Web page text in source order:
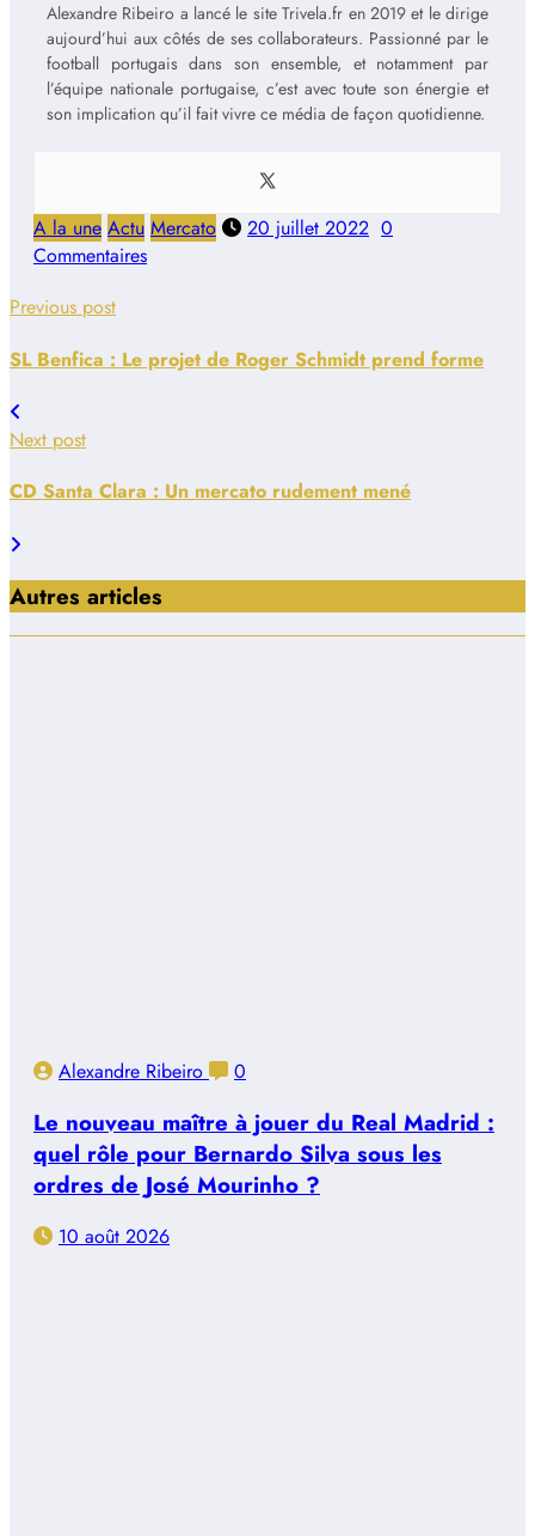
Alexandre Ribeiro a lancé le site Trivela.fr en 2019 et le dirige
aujourd’hui aux côtés de ses collaborateurs. Passionné par le
football portugais dans son ensemble, et notamment par
l’équipe nationale portugaise, c’est avec toute son énergie et
son implication qu’il fait vivre ce média de façon quotidienne.
A la une Actu Mercato 20 juillet 2022 0
Commentaires
Previous post
SL Benfica : Le projet de Roger Schmidt prend forme
Next post
CD Santa Clara : Un mercato rudement mené
Autres articles
Alexandre Ribeiro 0
Le nouveau maître à jouer du Real Madrid :
quel rôle pour Bernardo Silva sous les
ordres de José Mourinho ?
10 août 2026